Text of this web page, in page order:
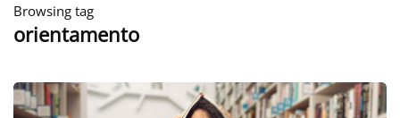
Browsing tag
orientamento